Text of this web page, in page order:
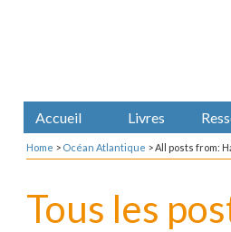
Accueil Livres
Home > Océan Atlantique >All posts from:
Tous les